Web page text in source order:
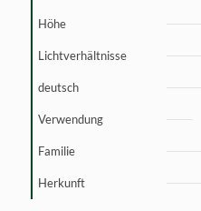
Höhe
Lichtverhältnisse
deutsch
Verwendung
Familie
Herkunft